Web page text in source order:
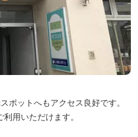
ポットへもアクセス良好です。
用いただけます。